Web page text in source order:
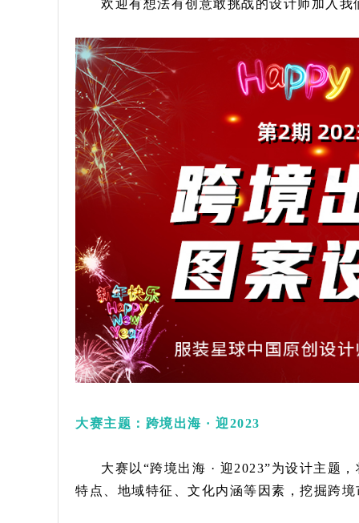
欢迎有想法有创意敢挑战的设计师加入
大赛主题：跨境出海 · 迎2023
大赛以“跨境出海 · 迎2023”为设计主题
特点、地域特征、文化内涵等因素，挖掘跨